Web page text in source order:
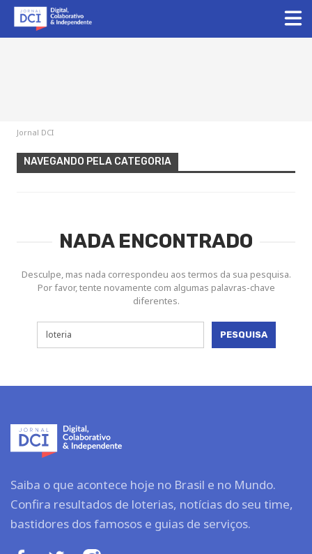
Jornal DCI
NAVEGANDO PELA CATEGORIA
NADA ENCONTRADO
Desculpe, mas nada correspondeu aos termos da sua pesquisa.
Por favor, tente novamente com algumas palavras-chave
diferentes.
Saiba o que acontece hoje no Brasil e no Mundo.
Confira resultados de loterias, notícias do seu time,
bastidores dos famosos e guias de serviços.